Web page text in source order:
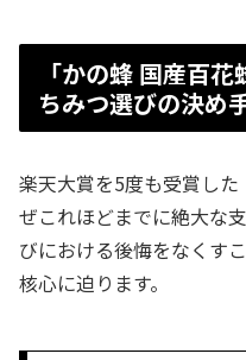
「かの蜂 国産百
ちみつ選びの決め
楽天大賞を5度も受賞し
ぜこれほどまでに絶大な
びにおける後悔をなくす
核心に迫ります。